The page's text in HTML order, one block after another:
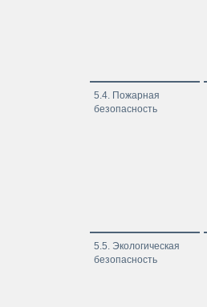
5.4. Пожарная
безопасность
5.5. Экологическая
безопасность